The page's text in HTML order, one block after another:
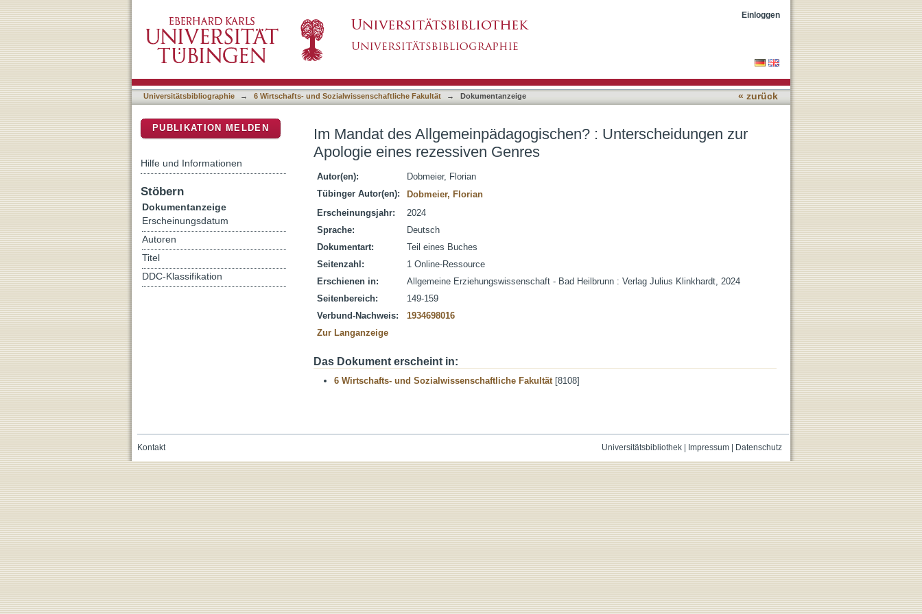
Im Mandat des Allgemeinpädagogischen? : Unterscheidungen zur Apologie eines rezessiven
Genres
Einloggen
Universitätsbibliographie → 6 Wirtschafts- und Sozialwissenschaftliche Fakultät → Dokumentanzeige « zurück
Im Mandat des Allgemeinpädagogischen? : Unterscheidungen zur
Apologie eines rezessiven Genres
Autor(en):
Dobmeier, Florian
Tübinger Autor(en):
Dobmeier, Florian
Erscheinungsjahr:
2024
Sprache:
Deutsch
Dokumentart:
Teil eines Buches
Seitenzahl:
1 Online-Ressource
Erschienen in:
Allgemeine Erziehungswissenschaft - Bad Heilbrunn : Verlag Julius Klinkhardt, 2024
Seitenbereich:
149-159
Verbund-Nachweis:
1934698016
Zur Langanzeige
Das Dokument erscheint in:
6 Wirtschafts- und Sozialwissenschaftliche Fakultät[8108]
PUBLIKATION MELDEN
Hilfe und Informationen
Stöbern
Dokumentanzeige
Erscheinungsdatum
Autoren
Titel
DDC-Klassifikation
Universitätsbibliothek| Impressum| Datenschutz
Kontakt